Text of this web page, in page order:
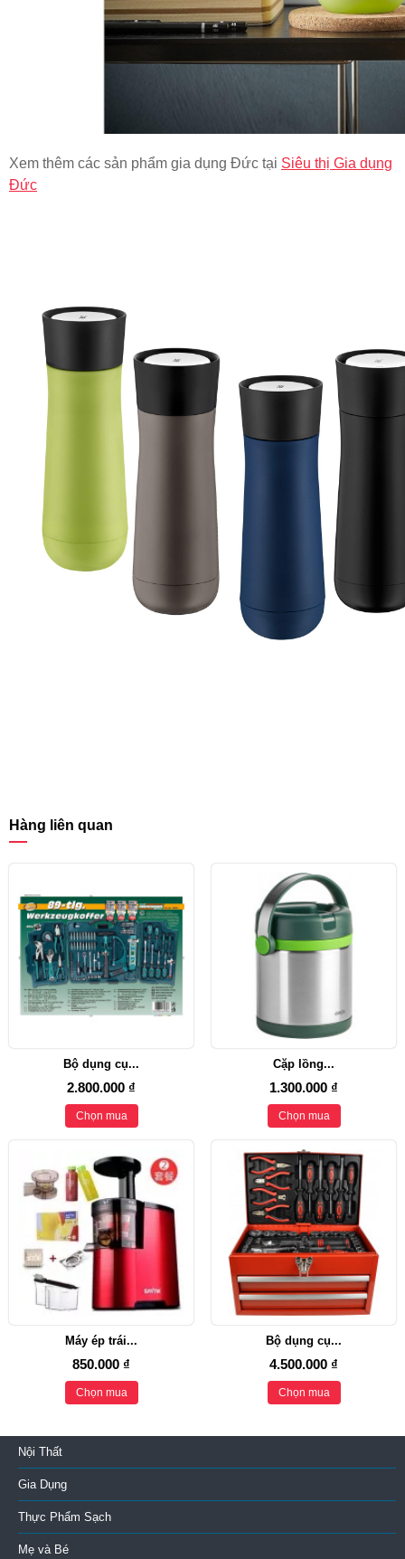
Xem thêm các sản phẩm gia dụng Đức tại Siêu thị Gia dụng
Đức
Hàng liên quan
Bộ dụng cụ...
2.800.000 ₫
Chọn mua
Cặp lồng...
1.300.000 ₫
Chọn mua
Máy ép trái...
850.000 ₫
Chọn mua
Bộ dụng cụ...
4.500.000 ₫
Chọn mua
Nội Thất
Gia Dụng
Thực Phẩm Sạch
Mẹ và Bé